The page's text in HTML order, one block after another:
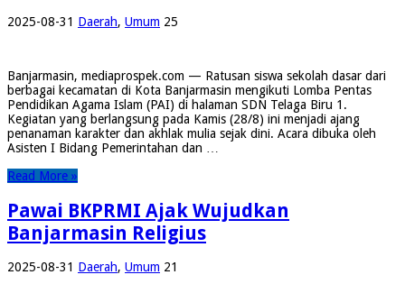
2025-08-31 Daerah, Umum 25
Banjarmasin, mediaprospek.com — Ratusan siswa sekolah dasar dari
berbagai kecamatan di Kota Banjarmasin mengikuti Lomba Pentas
Pendidikan Agama Islam (PAI) di halaman SDN Telaga Biru 1.
Kegiatan yang berlangsung pada Kamis (28/8) ini menjadi ajang
penanaman karakter dan akhlak mulia sejak dini. Acara dibuka oleh
Asisten I Bidang Pemerintahan dan …
Read More »
Pawai BKPRMI Ajak Wujudkan
Banjarmasin Religius
2025-08-31 Daerah, Umum 21